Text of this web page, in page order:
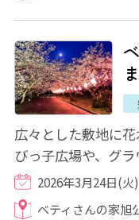
広々とした敷地に
びっ子広場や、グ
どが配置され、自然
2026年3月24日(火
ベティさんの家旭